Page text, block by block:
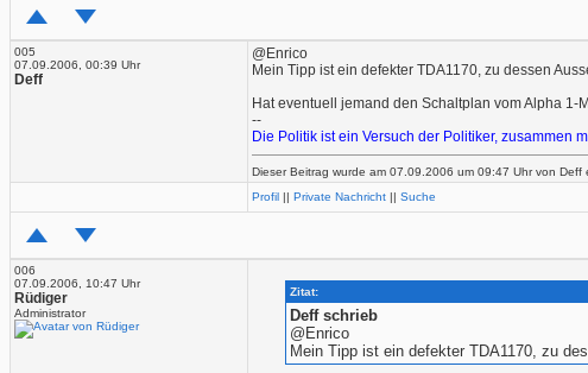
005
07.09.2006, 00:39 Uhr
Deff
@Enrico
Mein Tipp ist ein defekter TDA1170, zu dessen
Hat eventuell jemand den Schaltplan vom Alpha
--
Die Politik ist ein Versuch der Politiker, zusammen
Dieser Beitrag wurde am 07.09.2006 um 09:47 Uhr von Deff
Profil || Private Nachricht || Suche
006
07.09.2006, 10:47 Uhr
Rüdiger
Administrator
Zitat:
Deff schrieb
@Enrico
Mein Tipp ist ein defekter TDA1170, zu